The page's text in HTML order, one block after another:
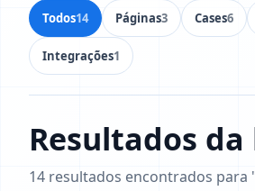
Todos14 Páginas3 Cases6
Integrações1
Resultados da
14 resultados encontrados para